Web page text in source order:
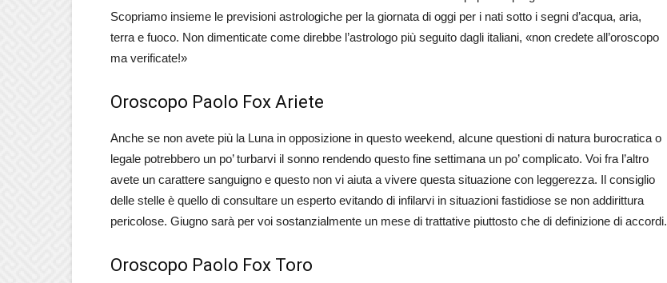
Scopriamo insieme le previsioni astrologiche per la giornata di oggi per i nati sotto i segni d’acqua, aria,
terra e fuoco. Non dimenticate come direbbe l’astrologo più seguito dagli italiani, «non credete all’oroscopo
ma verificate!»
Oroscopo Paolo Fox Ariete
Anche se non avete più la Luna in opposizione in questo weekend, alcune questioni di natura burocratica o
legale potrebbero un po’ turbarvi il sonno rendendo questo fine settimana un po’ complicato. Voi fra l’altro
avete un carattere sanguigno e questo non vi aiuta a vivere questa situazione con leggerezza. Il consiglio
delle stelle è quello di consultare un esperto evitando di infilarvi in situazioni fastidiose se non addirittura
pericolose. Giugno sarà per voi sostanzialmente un mese di trattative piuttosto che di definizione di accordi.
Oroscopo Paolo Fox Toro